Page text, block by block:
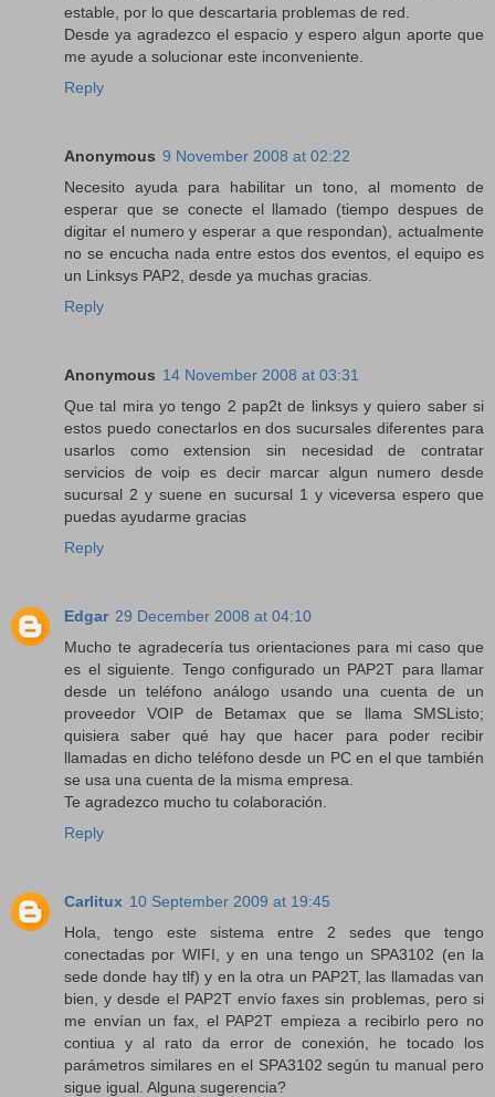
estable, por lo que descartaria problemas de red.
Desde ya agradezco el espacio y espero algun aporte que
me ayude a solucionar este inconveniente.
Reply
Anonymous 9 November 2008 at 02:22
Necesito ayuda para habilitar un tono, al momento de
esperar que se conecte el llamado (tiempo despues de
digitar el numero y esperar a que respondan), actualmente
no se encucha nada entre estos dos eventos, el equipo es
un Linksys PAP2, desde ya muchas gracias.
Reply
Anonymous 14 November 2008 at 03:31
Que tal mira yo tengo 2 pap2t de linksys y quiero saber si
estos puedo conectarlos en dos sucursales diferentes para
usarlos como extension sin necesidad de contratar
servicios de voip es decir marcar algun numero desde
sucursal 2 y suene en sucursal 1 y viceversa espero que
puedas ayudarme gracias
Reply
Edgar 29 December 2008 at 04:10
Mucho te agradecería tus orientaciones para mi caso que
es el siguiente. Tengo configurado un PAP2T para llamar
desde un teléfono análogo usando una cuenta de un
proveedor VOIP de Betamax que se llama SMSListo;
quisiera saber qué hay que hacer para poder recibir
llamadas en dicho teléfono desde un PC en el que también
se usa una cuenta de la misma empresa.
Te agradezco mucho tu colaboración.
Reply
Carlitux 10 September 2009 at 19:45
Hola, tengo este sistema entre 2 sedes que tengo
conectadas por WIFI, y en una tengo un SPA3102 (en la
sede donde hay tlf) y en la otra un PAP2T, las llamadas van
bien, y desde el PAP2T envío faxes sin problemas, pero si
me envían un fax, el PAP2T empieza a recibirlo pero no
contiua y al rato da error de conexión, he tocado los
parámetros similares en el SPA3102 según tu manual pero
sigue igual. Alguna sugerencia?